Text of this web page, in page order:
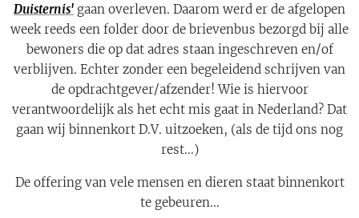
Duisternis' gaan overleven. Daarom werd er de afgelopen
week reeds een folder door de brievenbus bezorgd bij alle
bewoners die op dat adres staan ingeschreven en/of
verblijven. Echter zonder een begeleidend schrijven van
de opdrachtgever/afzender! Wie is hiervoor
verantwoordelijk als het echt mis gaat in Nederland? Dat
gaan wij binnenkort D.V. uitzoeken, (als de tijd ons nog
rest...)
De offering van vele mensen en dieren staat binnenkort
te gebeuren...